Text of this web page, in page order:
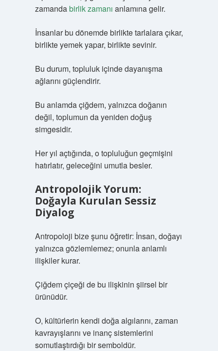
zamandabirlik zamanı anlamına gelir.
İnsanlar bu dönemde birlikte tarlalara çıkar,
birlikte yemek yapar, birlikte sevinir.
Bu durum, topluluk içinde dayanışma
ağlarını güçlendirir.
Bu anlamda çiğdem, yalnızca doğanın
değil, toplumun da yeniden doğuş
simgesidir.
Her yıl açtığında, o topluluğun geçmişini
hatırlatır, geleceğini umutla besler.
Antropolojik Yorum:
Doğayla Kurulan Sessiz
Diyalog
Antropoloji bize şunu öğretir: İnsan, doğayı
yalnızca gözlemlemez; onunla anlamlı
ilişkiler kurar.
Çiğdem çiçeği de bu ilişkinin şiirsel bir
ürünüdür.
O, kültürlerin kendi doğa algılarını, zaman
kavrayışlarını ve inanç sistemlerini
somutlaştırdığı bir semboldür.